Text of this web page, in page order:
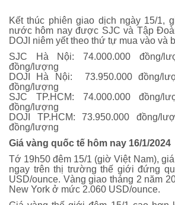
Kết thúc phiên giao dịch ngày 15/1,
nước hôm nay được SJC và Tập
DOJI niêm yết theo thứ tự mua vào và
SJC Hà Nội: 74.000.000 đồng/
đồng/lượng
DOJI Hà Nội: 73.950.000 đồng/
đồng/lượng
SJC TP.HCM: 74.000.000 đồng/
đồng/lượng
DOJI TP.HCM: 73.950.000 đồng/
đồng/lượng
Giá vàng quốc tế hôm nay 16/1/2024
Tớ 19h50 đêm 15/1 (giờ Việt Nam),
ngay trên thị trường thế giới đứng
USD/ounce. Vàng giao tháng 2 năm
New York ở mức 2.060 USD/ounce.